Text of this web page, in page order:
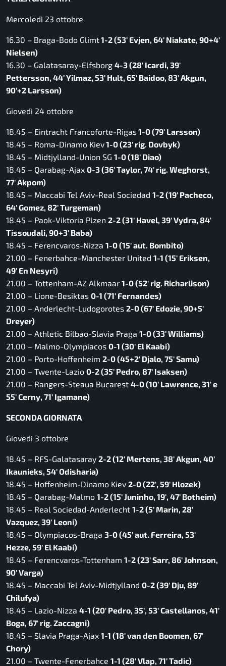
Mercoledì 23 ottobre
16.30 – Braga-Bodo Glimt1-2 (53′ Evjen, 64′ Niakate, 90+4′
Nielsen)
16.30 – Galatasaray-Elfsborg 4-3 (28′ Icardi, 39′
Pettersson, 44′ Yilmaz, 53′ Hult, 65′ Baidoo, 83′ Akgun,
90’+2 Larsson)
Giovedì 24 ottobre
18.45 – Eintracht Francoforte-Rigas1-0 (79′ Larsson)
18.45 – Roma-Dinamo Kiev1-0 (23′ rig. Dovbyk)
18.45 – Midtjylland-Union SG 1-0 (18′ Diao)
18.45 – Qarabag-Ajax 0-3 (36′ Taylor, 74′ rig. Weghorst,
77′ Akpom)
18.45 – Maccabi Tel Aviv-Real Sociedad 1-2 (19′ Pacheco,
64′ Gomez, 82′ Turgeman)
18.45 – Paok-Viktoria Plzen 2-2 (31′ Havel, 39′ Vydra, 84′
Tissoudali, 90+3′ Baba)
18.45 – Ferencvaros-Nizza 1-0 (15′ aut. Bombito)
21.00 – Fenerbahce-Manchester United 1-1 (15′ Eriksen,
49′ En Nesyri)
21.00 – Tottenham-AZ Alkmaar 1-0 (52′ rig. Richarlison)
21.00 – Lione-Besiktas 0-1 (71′ Fernandes)
21.00 – Anderlecht-Ludogorotes 2-0 (67′ Edozie, 90+5′
Dreyer)
21.00 – Athletic Bilbao-Slavia Praga 1-0 (33′ Williams)
21.00 – Malmo-Olympiacos 0-1 (30′ El Kaabi)
21.00 – Porto-Hoffenheim 2-0 (45+2′ Djalo, 75′ Samu)
21.00 – Twente-Lazio 0-2 (35′ Pedro, 87′ Isaksen)
21.00 – Rangers-Steaua Bucarest 4-0 (10′ Lawrence, 31′ e
55′ Cerny, 71′ Igamane)
SECONDA GIORNATA
Giovedì 3 ottobre
18.45 – RFS-Galatasaray 2-2 (12′ Mertens, 38′ Akgun, 40′
Ikaunieks, 54′ Odisharia)
18.45 – Hoffenheim-Dinamo Kiev 2-0 (22′, 59′ Hlozek)
18.45 – Qarabag-Malmo 1-2 (15′ Juninho, 19′, 47′ Botheim)
18.45 – Real Sociedad-Anderlecht 1-2 (5′ Marin, 28′
Vazquez, 39′ Leoni)
18.45 – Olympiacos-Braga 3-0 (45′ aut. Ferreira, 53′
Hezze, 59′ El Kaabi)
18.45 – Ferencvaros-Tottenham 1-2 (23′ Sarr, 86′ Johnson,
90′ Varga)
18.45 – Maccabi Tel Aviv-Midtjylland 0-2 (39′ Dju, 89′
Chilufya)
18.45 – Lazio-Nizza 4-1 (20′ Pedro, 35′, 53′ Castellanos, 41′
Boga, 67′ rig. Zaccagni)
18.45 – Slavia Praga-Ajax 1-1 (18′ van den Boomen, 67′
Chory)
21.00 – Twente-Fenerbahce 1-1 (28′ Vlap, 71′ Tadic)